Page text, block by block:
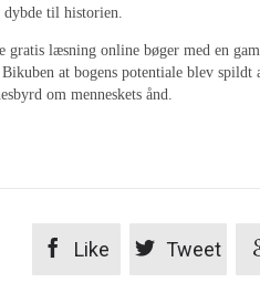
til historien.
gratis læsning online bøger med en
at bogens potentiale blev
om menneskets ånd.
 Like  Tweet